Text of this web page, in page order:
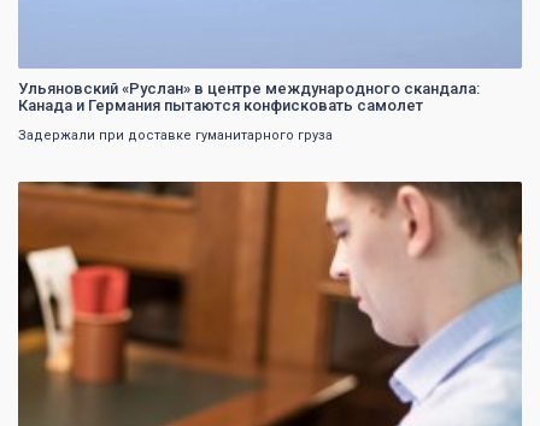
Ульяновский «Руслан» в центре международного скандала:
Канада и Германия пытаются конфисковать самолет
Задержали при доставке гуманитарного груза
0